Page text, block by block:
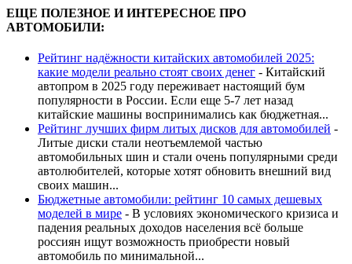
ЕЩЕ ПОЛЕЗНОЕ И ИНТЕРЕСНОЕ ПРО
АВТОМОБИЛИ:
Рейтинг надёжности китайских автомобилей 2025:
какие модели реально стоят своих денег - Китайский
автопром в 2025 году переживает настоящий бум
популярности в России. Если еще 5-7 лет назад
китайские машины воспринимались как бюджетная...
Рейтинг лучших фирм литых дисков для автомобилей -
Литые диски стали неотъемлемой частью
автомобильных шин и стали очень популярными среди
автолюбителей, которые хотят обновить внешний вид
своих машин...
Бюджетные автомобили: рейтинг 10 самых дешевых
моделей в мире - В условиях экономического кризиса и
падения реальных доходов населения всё больше
россиян ищут возможность приобрести новый
автомобиль по минимальной...